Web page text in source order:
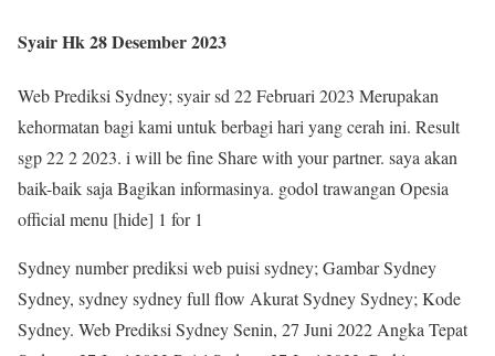
Syair Hk 28 Desember 2023
Web Prediksi Sydney; syair sd 22 Februari 2023 Merupakan
kehormatan bagi kami untuk berbagi hari yang cerah ini. Result
sgp 22 2 2023. i will be fine Share with your partner. saya akan
baik-baik saja Bagikan informasinya. godol trawangan Opesia
official menu [hide] 1 for 1
Sydney number prediksi web puisi sydney; Gambar Sydney
Sydney, sydney sydney full flow Akurat Sydney Sydney; Kode
Sydney. Web Prediksi Sydney Senin, 27 Juni 2022 Angka Tepat